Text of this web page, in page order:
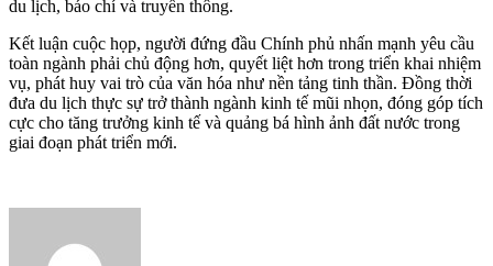
du lịch, báo chí và truyền thông.
Kết luận cuộc họp, người đứng đầu Chính phủ nhấn mạnh yêu cầu
toàn ngành phải chủ động hơn, quyết liệt hơn trong triển khai nhiệm
vụ, phát huy vai trò của văn hóa như nền tảng tinh thần. Đồng thời
đưa du lịch thực sự trở thành ngành kinh tế mũi nhọn, đóng góp tích
cực cho tăng trưởng kinh tế và quảng bá hình ảnh đất nước trong
giai đoạn phát triển mới.